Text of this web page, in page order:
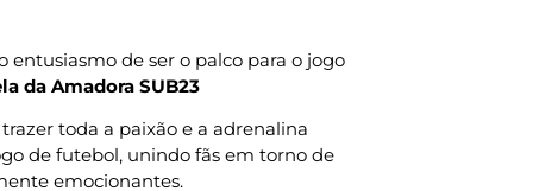
entusiasmo de ser o palco para o jogo
da Amadora SUB23
toda a paixão e a adrenalina
de futebol, unindo fãs em torno de
emocionantes.